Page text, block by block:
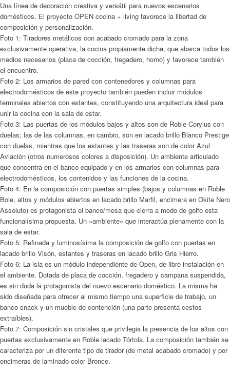
Una línea de decoración creativa y versátil para nuevos escenarios
domésticos. El proyecto OPEN cocina + living favorece la libertad de
composición y personalización.
Foto 1: Tiradores metálicos con acabado cromado para la zona
exclusivamente operativa, la cocina propiamente dicha, que abarca todos los
medios necesarios (placa de cocción, fregadero, horno) y favorece también
el encuentro.
Foto 2: Los armarios de pared con contenedores y columnas para
electrodomésticos de este proyecto también pueden incluir módulos
terminales abiertos con estantes, constituyendo una arquitectura ideal para
unir la cocina con la sala de estar.
Foto 3: Las puertas de los módulos bajos y altos son de Roble Corylus con
duelas; las de las columnas, en cambio, son en lacado brillo Blanco Prestige
con duelas, mientras que los estantes y las traseras son de color Azul
Aviación (otros numerosos colores a disposición). Un ambiente articulado
que concentra en el banco equipado y en los armarios con columnas para
electrodomésticos, los contenidos y las funciones de la cocina.
Foto 4: En la composición con puertas simples (bajos y columnas en Roble
Bole, altos y módulos abiertos en lacado brillo Marfil, encimera en Okite Nero
Assoluto) es protagonista el banco/mesa que cierra a modo de golfo esta
funcionalísima propuesta. Un «ambiente» que interactúa plenamente con la
sala de estar.
Foto 5: Refinada y luminosísima la composición de golfo con puertas en
lacado brillo Visón, estantes y traseras en lacado brillo Gris Hierro.
Foto 6: La isla es un módulo independiente de Open, de libre instalación en
el ambiente. Dotada de placa de cocción, fregadero y campana suspendida,
es sin duda la protagonista del nuevo escenario doméstico. La misma ha
sido diseñada para ofrecer al mismo tiempo una superficie de trabajo, un
banco snack y un mueble de contención (una parte presenta cestos
extraíbles).
Foto 7: Composición sin cristales que privilegia la presencia de los altos con
puertas exclusivamente en Roble lacado Tórtola. La composición también se
caracteriza por un diferente tipo de tirador (de metal acabado cromado) y por
encimeras de laminado color Bronce.